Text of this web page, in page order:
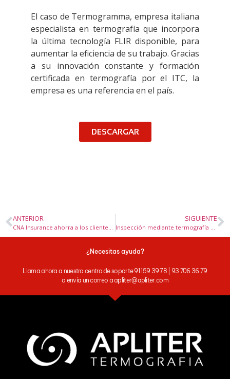
El caso de Termogramma, empresa italiana
especialista en termografía que incorpora
la última tecnología FLIR disponible, para
aumentar la eficiencia de su trabajo. Gracias
a su innovación constante y formación
certificada en termografía por el ITC, la
empresa es una referencia en el país.
DESCARGAR
ANTERIOR SIGUIENTE
¿Necesitas ayuda?
Llama ahora a nuestro centro de soporte 91 159 39 78 | 93 706 36 79
o envía un correo a apliter@apliter.com